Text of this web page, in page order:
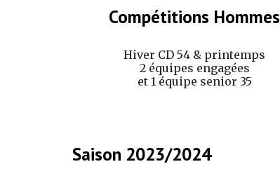
Compétitions Hommes
Hiver CD 54 & printemps
2 équipes engagées
et 1 équipe senior 35
Saison 2023/2024